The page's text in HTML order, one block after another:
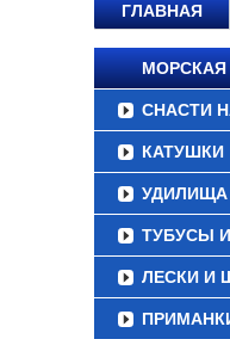
ГЛАВНАЯ
СНАСТИ
КАТУШКИ
УДИЛИЩА
ТУБУСЫ
ЛЕСКИ И